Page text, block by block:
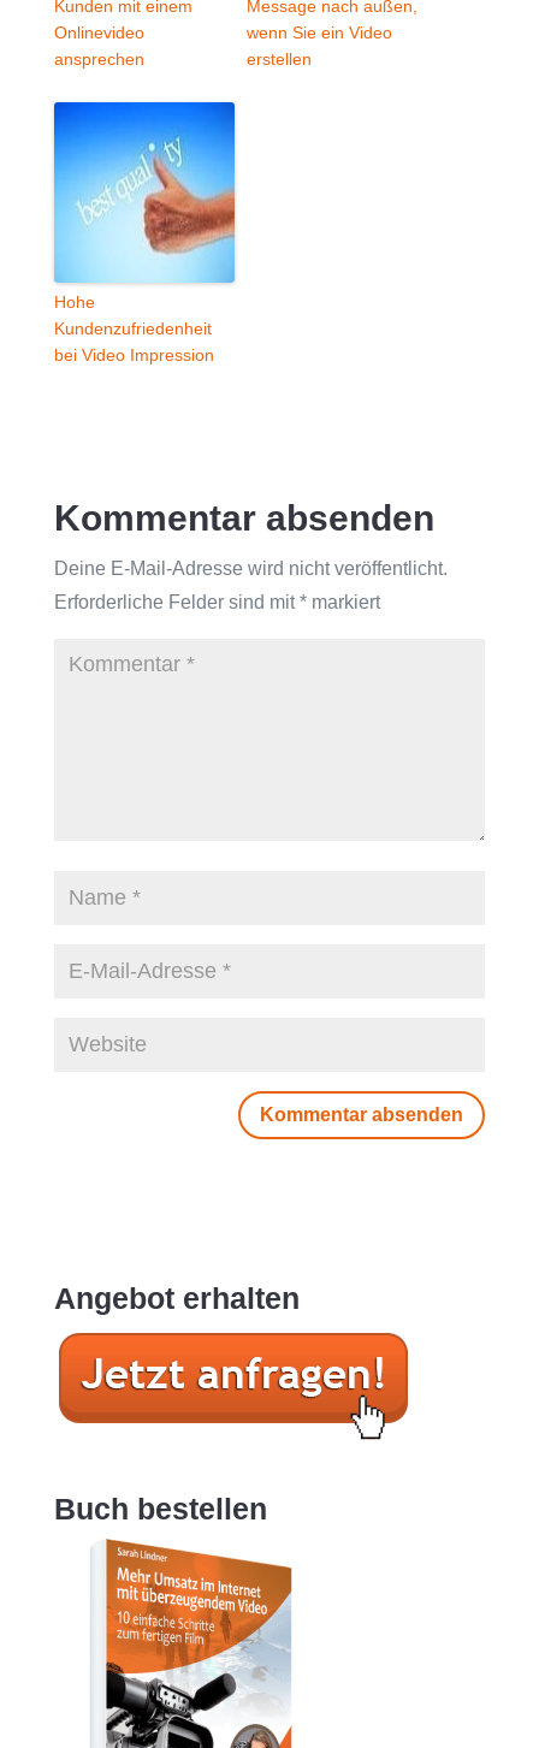
Kunden mit einem
Onlinevideo
ansprechen
Message nach außen,
wenn Sie ein Video
erstellen
Hohe
Kundenzufriedenheit
bei Video Impression
Kommentar absenden
Deine E-Mail-Adresse wird nicht veröffentlicht.
Erforderliche Felder sind mit*markiert
Angebot erhalten
Buch bestellen